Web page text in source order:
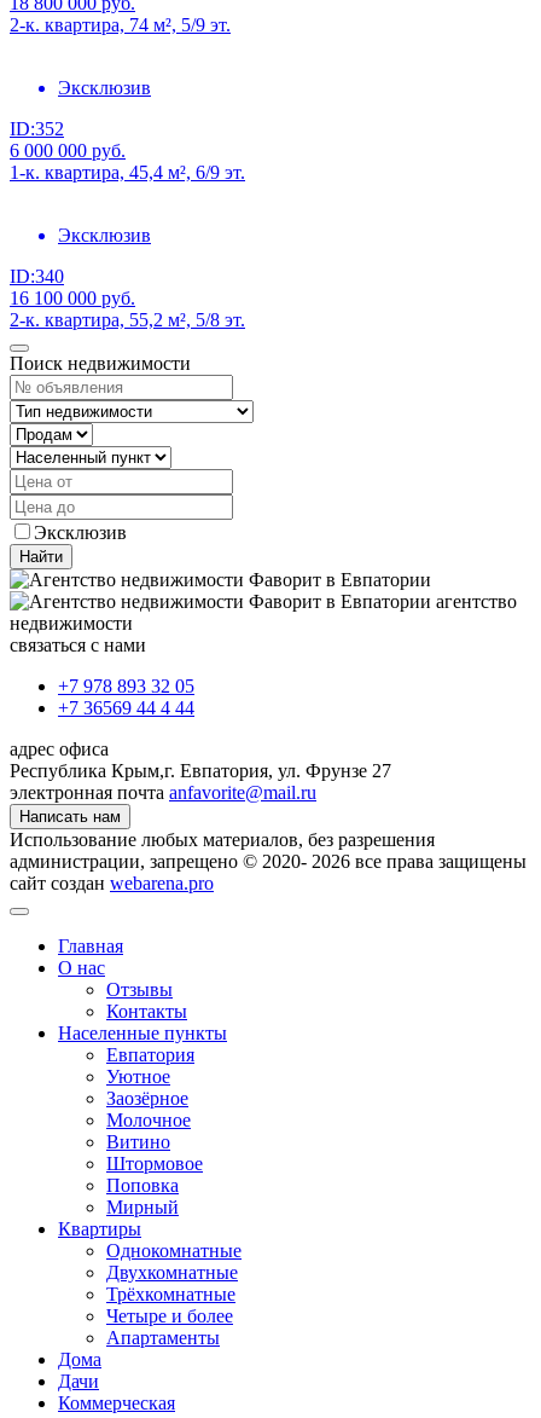
2-к. квартира, 74 м², 5/9 эт.
Эксклюзив
ID:352
6 000 000 руб.
1-к. квартира, 45,4 м², 6/9 эт.
Эксклюзив
ID:340
16 100 000 руб.
2-к. квартира, 55,2 м², 5/8 эт.
Поиск недвижимости
Эксклюзив
Найти
агентство
недвижимости
связаться с нами
+7 978 893 32 05
+7 36569 44 4 44
адрес офиса
Республика Крым,г. Евпатория, ул. Фрунзе 27
электронная почта anfavorite@mail.ru
Написать нам
Использование любых материалов, без разрешения
администрации, запрещено © 2020- 2026 все права защищены
сайт создан webarena.pro
Главная
О нас
Отзывы
Контакты
Населенные пункты
Евпатория
Уютное
Заозёрное
Молочное
Витино
Штормовое
Поповка
Мирный
Квартиры
Однокомнатные
Двухкомнатные
Трёхкомнатные
Четыре и более
Апартаменты
Дома
Дачи
Коммерческая